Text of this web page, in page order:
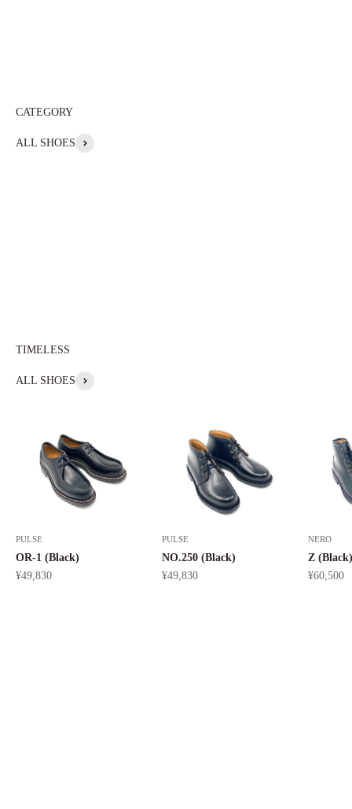
ALL SHOES
ALL SHOES
PULSE
OR-1 (Black)
セール価格
¥49,830
PULSE
NO.250 (Black)
セール価格
¥49,830
NERO
Z (Black)
セール
¥60,500